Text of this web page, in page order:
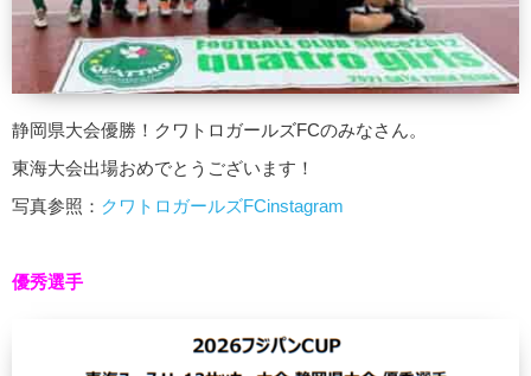
静岡県大会優勝！クワトロガールズFCのみなさん。
東海大会出場おめでとうございます！
写真参照： クワトロガールズFCinstagram
優秀選手